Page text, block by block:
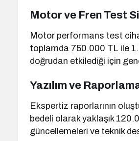
Motor ve Fren Test
Motor performans test
toplamda 750.000 TL ile
doğrudan etkilediği için
Yazılım ve
Ekspertiz raporlarının
bedeli olarak yaklaşık
güncellemeleri ve teknik